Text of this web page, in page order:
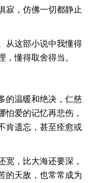
寂，仿佛一切都静止
从这部小说中我懂得
懂得取舍得当。
的温暖和绝决，仁慈
怕爱的记忆再悲伤，
肯遗忘，甚至痊愈或
宽，比大海还要深，
的天敌，也常常成为